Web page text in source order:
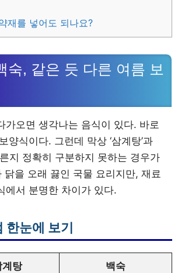
재를 넣어도 되나요?
숙, 같은 듯 다른 여름 보
가오면 생각나는 음식이 있다. 바로
양식이다. 그런데 막상 ‘삼계탕’과
른지 정확히 구분하지 못하는 경우가
닭을 오래 끓인 국물 요리지만, 재료
에서 분명한 차이가 있다.
한눈에 보기
계탕 백숙